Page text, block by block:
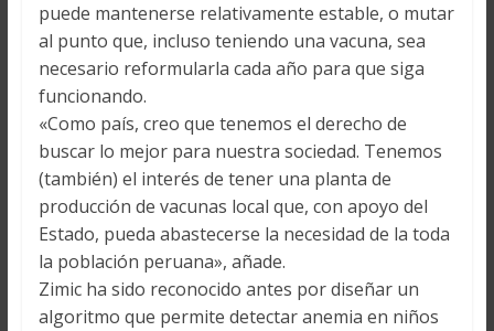
puede mantenerse relativamente estable, o mutar
al punto que, incluso teniendo una vacuna, sea
necesario reformularla cada año para que siga
funcionando.
«Como país, creo que tenemos el derecho de
buscar lo mejor para nuestra sociedad. Tenemos
(también) el interés de tener una planta de
producción de vacunas local que, con apoyo del
Estado, pueda abastecerse la necesidad de la toda
la población peruana», añade.
Zimic ha sido reconocido antes por diseñar un
algoritmo que permite detectar anemia en niños